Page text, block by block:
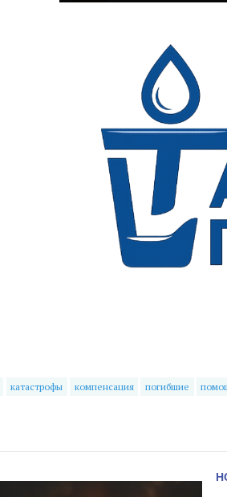
катастрофы компенсация погибшие